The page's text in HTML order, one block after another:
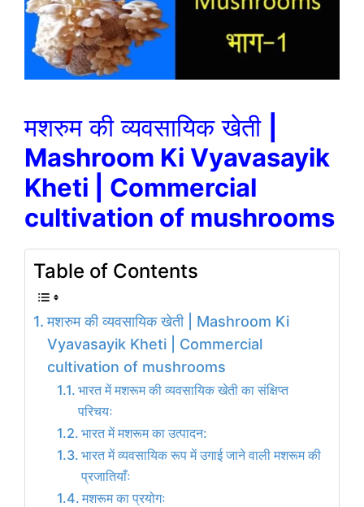
मशरुम की व्यवसायिक खेती
Mashroom Ki Vyavasayik
Kheti | Commercial
cultivation of mushrooms
Table of Contents
मशरुम की व्यवसायिक खेती | Mashroom Ki
Vyavasayik Kheti | Commercial
cultivation of mushrooms
भारत में मशरूम की व्यवसायिक खेती का संक्षिप्त
परिचयः
भारत में मशरूम का उत्पादन:
भारत में व्यवसायिक रूप में उगाई जाने वाली मशरूम की
प्रजातियाँः
मशरूम का प्रयोगः